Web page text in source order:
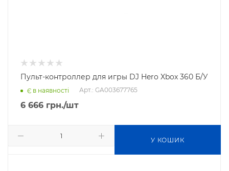
Пульт-контроллер для игры DJ Hero Xbox 360 Б/У
Є в наявності Арт.: GA003677765
6 666 грн./шт
У КОШИК